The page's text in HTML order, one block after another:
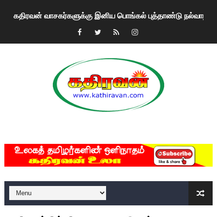
கதிரவன் வாசகர்களுக்கு இனிய பொங்கல் புத்தாண்டு
மகிந்த ராஜபக்சே பதவி விலக திட்டம்?
காணாமல் போகும் பிள்ளையார்கள்!
குண்டை தூக்கிப்போட்ட ஆய்வு…. இந்தியாவின் “கோவிஷீல்டு”
ஏர்போர்ட்டில் உதைத்த நபர் யார், என்ன நடந்தது?: உண்மையை
சீனா இலங்கையிடம் 8 மில்லியன் அமெரிக்க டொலர் நட்டஈடு
01/11/2021 Scotland ல் நடைபெறும் கண்டனப்
பாலச்சந்திரன் மற்றும் தன்னிடம் படித்த மாணவர்கள் தொடர்பில்